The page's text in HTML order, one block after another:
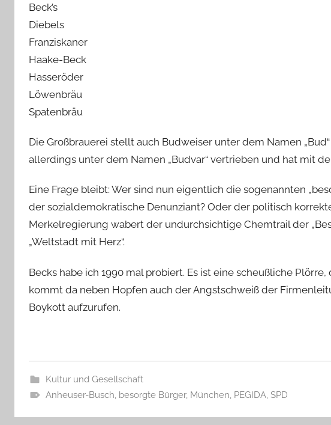
Beck’s
Diebels
Franziskaner
Haake-Beck
Hasseröder
Löwenbräu
Spatenbräu
Die Großbrauerei stellt auch Budweiser unter dem Namen
allerdings unter dem Namen „Budvar“ vertrieben und hat mit
Eine Frage bleibt: Wer sind nun eigentlich die sogenannten
der sozialdemokratische Denunziant? Oder der politisch
Merkelregierung wabert der undurchsichtige Chemtrail der
„Weltstadt mit Herz“.
Becks habe ich 1990 mal probiert. Es ist eine scheußliche
kommt da neben Hopfen auch der Angstschweiß der
Boykott aufzurufen.
Kultur und Gesellschaft
Anheuser-Busch, besorgte Bürger, München, PEGIDA, SPD